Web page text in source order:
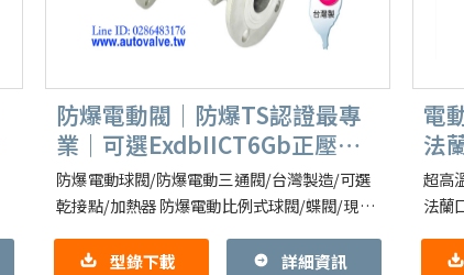
防爆電動閥｜防爆TS認證最專
業｜可選ExdbIICT6Gb正壓防
爆防粉爆
防爆電動球閥/防爆電動三通閥/台灣製造/可選
乾接點/加熱器 防爆電動比例式球閥/蝶閥/現場
【防爆型電動驅動器】各式
型錄下載 詳細資訊
電
法
鋁
超高
法蘭
力,